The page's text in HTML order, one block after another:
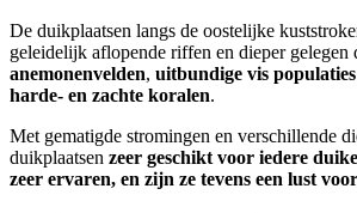
De duikplaatsen langs de oostelijke
geleidelijk aflopende riffen en dieper gelegen
anemonenvelden, uitbundige vis
harde- en zachte koralen.
Met gematigde stromingen en verschillende
duikplaatsen zeer geschikt voor iedere
zeer ervaren, en zijn ze tevens een lust